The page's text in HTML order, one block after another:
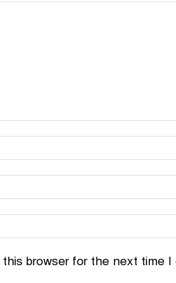
browser for the next time I